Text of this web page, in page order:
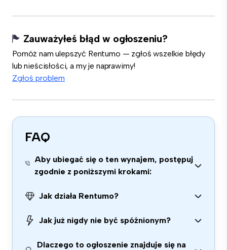
Zauważyłeś błąd w ogłoszeniu?
Pomóż nam ulepszyć Rentumo — zgłoś wszelkie błędy
lub nieścisłości, a my je naprawimy!
Zgłoś problem
FAQ
Aby ubiegać się o ten wynajem, postępuj
zgodnie z poniższymi krokami:
Jak działa Rentumo?
Jak już nigdy nie być spóźnionym?
Dlaczego to ogłoszenie znajduje się na